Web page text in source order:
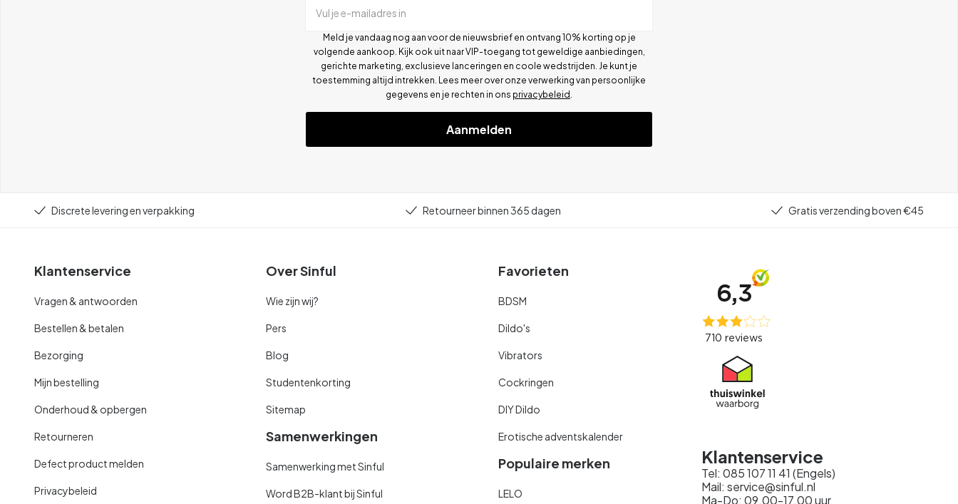
Vul je e-mailadres in
Meld je vandaag nog aan voor de nieuwsbrief en ontvang 10% korting op je
volgende aankoop. Kijk ook uit naar VIP-toegang tot geweldige aanbiedingen,
gerichte marketing, exclusieve lanceringen en coole wedstrijden. Je kunt je
toestemming altijd intrekken. Lees meer over onze verwerking van persoonlijke
gegevens en je rechten in ons privacybeleid
Aanmelden
Discrete levering en verpakking Retourneer binnen 365 dagen Gratis verzending boven €45
Klantenservice
Vragen & antwoorden
Bestellen & betalen
Bezorging
Mijn bestelling
Onderhoud & opbergen
Retourneren
Defect product melden
Privacybeleid
Over Sinful
Wie zijn wij?
Pers
Blog
Studentenkorting
Sitemap
Samenwerkingen
Samenwerking met Sinful
Word B2B-klant bij Sinful
Favorieten
BDSM
Dildo's
Vibrators
Cockringen
DIY Dildo
Erotische adventskalender
Populaire merken
LELO
Klantenservice
Tel: 085 107 11 41 (Engels)
Mail: service@sinful.nl
Ma-Do: 09.00-17.00 uur